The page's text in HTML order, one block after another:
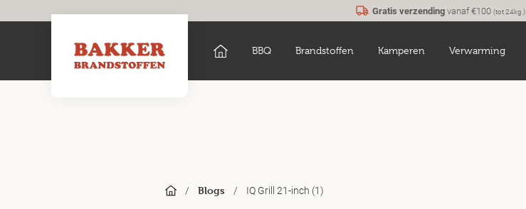
Gratis verzendingvanaf €100 (tot 24kg.)
BBQ Brandstoffen Kamperen Verwarming
/ Blogs / IQ Grill 21-inch (1)